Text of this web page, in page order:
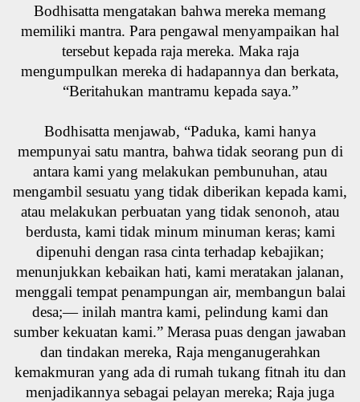
Bodhisatta mengatakan bahwa mereka memang
memiliki mantra. Para pengawal menyampaikan hal
tersebut kepada raja mereka. Maka raja
mengumpulkan mereka di hadapannya dan berkata,
“Beritahukan mantramu kepada saya.”
Bodhisatta menjawab, “Paduka, kami hanya
mempunyai satu mantra, bahwa tidak seorang pun di
antara kami yang melakukan pembunuhan, atau
mengambil sesuatu yang tidak diberikan kepada kami,
atau melakukan perbuatan yang tidak senonoh, atau
berdusta, kami tidak minum minuman keras; kami
dipenuhi dengan rasa cinta terhadap kebajikan;
menunjukkan kebaikan hati, kami meratakan jalanan,
menggali tempat penampungan air, membangun balai
desa;— inilah mantra kami, pelindung kami dan
sumber kekuatan kami.” Merasa puas dengan jawaban
dan tindakan mereka, Raja menganugerahkan
kemakmuran yang ada di rumah tukang fitnah itu dan
menjadikannya sebagai pelayan mereka; Raja juga